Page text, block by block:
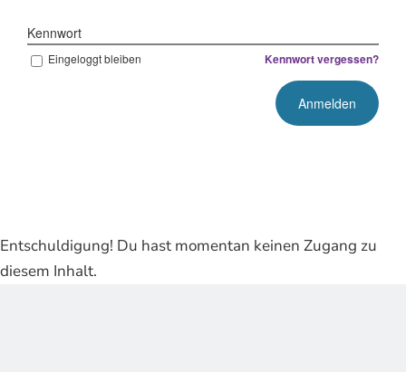
Kennwort
Eingeloggt bleiben Kennwort vergessen?
Entschuldigung! Du hast momentan keinen Zugang zu
diesem Inhalt.